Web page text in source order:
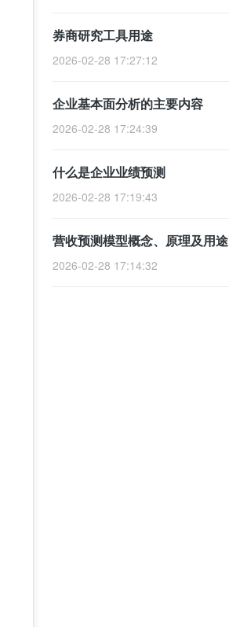
券商研究工具用途
2026-02-28 17:27:12
企业基本面分析的主要内容
2026-02-28 17:24:39
什么是企业业绩预测
2026-02-28 17:19:43
营收预测模型概念、原理及用途
2026-02-28 17:14:32